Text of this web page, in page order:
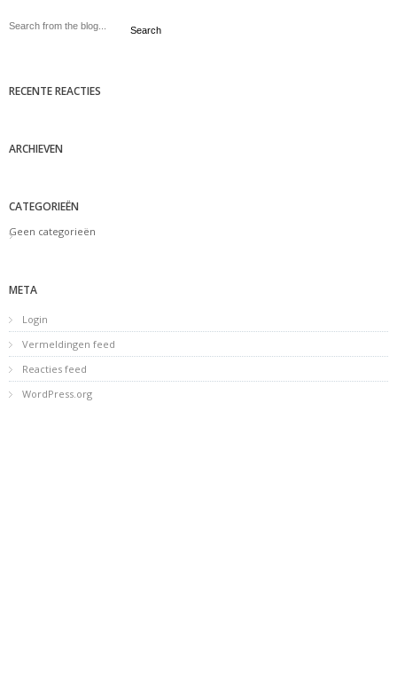
Search
RECENTE REACTIES
ARCHIEVEN
CATEGORIEËN
Geen categorieën
META
Login
Vermeldingen feed
Reacties feed
WordPress.org